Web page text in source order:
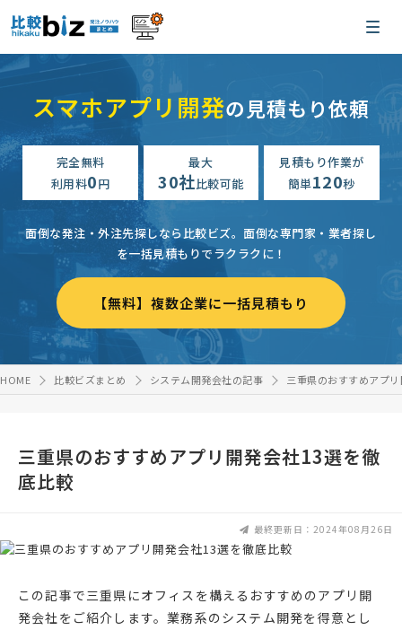
スマホアプリ開発の見積もり依頼
完全無料
利用料0円
最大
30社比較可能
見積もり作業が
簡単120秒
面倒な発注・外注先探しなら比較ビズ。 面倒な専門家・業者探し
を一括見積もりでラクラクに！
【無料】複数企業に一括見積もり
HOME 比較ビズまとめ システム開発会社の記事 三重県のおすすめアプ
三重県のおすすめアプリ開発会社13選を徹
底比較
最終更新日：2024年08月26日
この記事で三重県にオフィスを構えるおすすめのアプリ開
発会社をご紹介します。業務系のシステム開発を得意とし